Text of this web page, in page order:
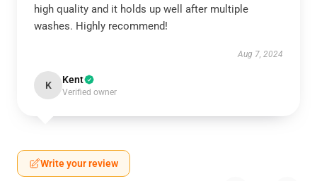
high quality and it holds up well after multiple
washes. Highly recommend!
Aug 7, 2024
K Kent
Verified owner
Write your review